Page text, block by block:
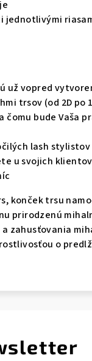
jednotlivými
už vopred
trsov (od 2D po
bude Vaša
lash stylistov
u svojich
konček trsu
prirodzenú
zahusťovania
o